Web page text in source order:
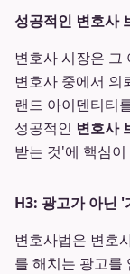
성공적인 변호사
변호사 시장은 그
변호사 중에서 의
랜드 아이덴티티
성공적인 변호사
받는 것'에 핵심
H3: 광고가 아닌
변호사법은 변호
를 해치는 광고를